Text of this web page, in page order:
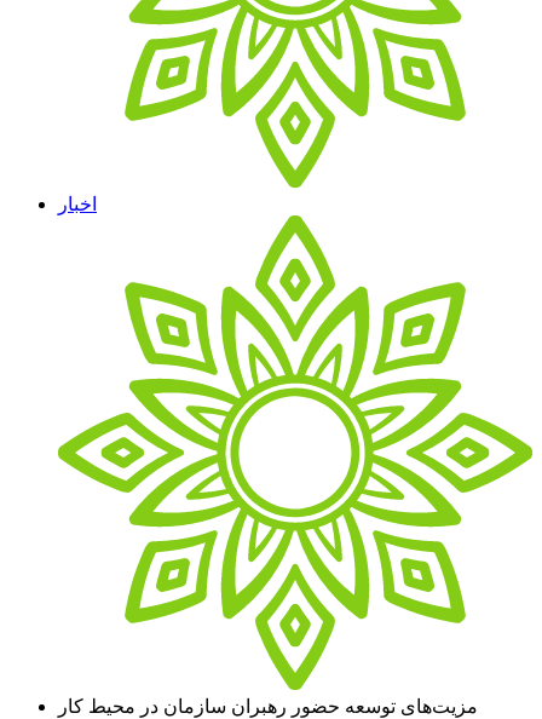
اخبار
مزیت‌‌‌های توسعه حضور رهبران سازمان در محیط کار